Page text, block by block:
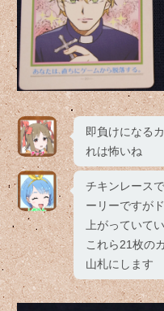
即負けになる
れは怖いね
チキンレース
ーリーですが
上がっていて
これら21枚の
山札にします